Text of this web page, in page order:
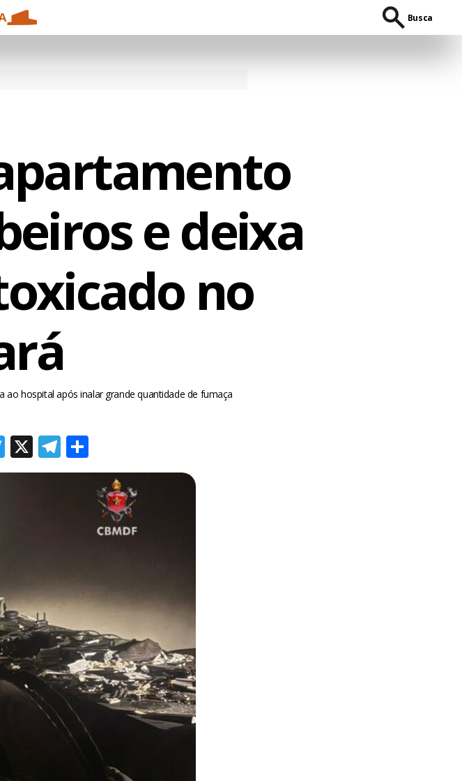
Busca
e deixa
no
ao hospital após inalar grande quantidade de fumaça
Twitter
X Telegram